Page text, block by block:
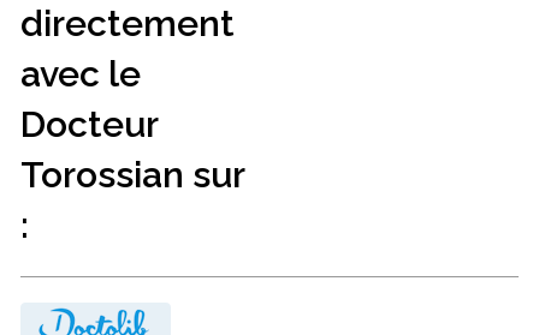
directement
avec le
Docteur
Torossian sur
: